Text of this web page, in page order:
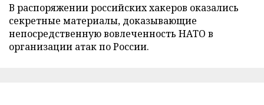
В распоряжении российских хакеров оказались
секретные материалы, доказывающие
непосредственную вовлеченность НАТО в
организации атак по России.